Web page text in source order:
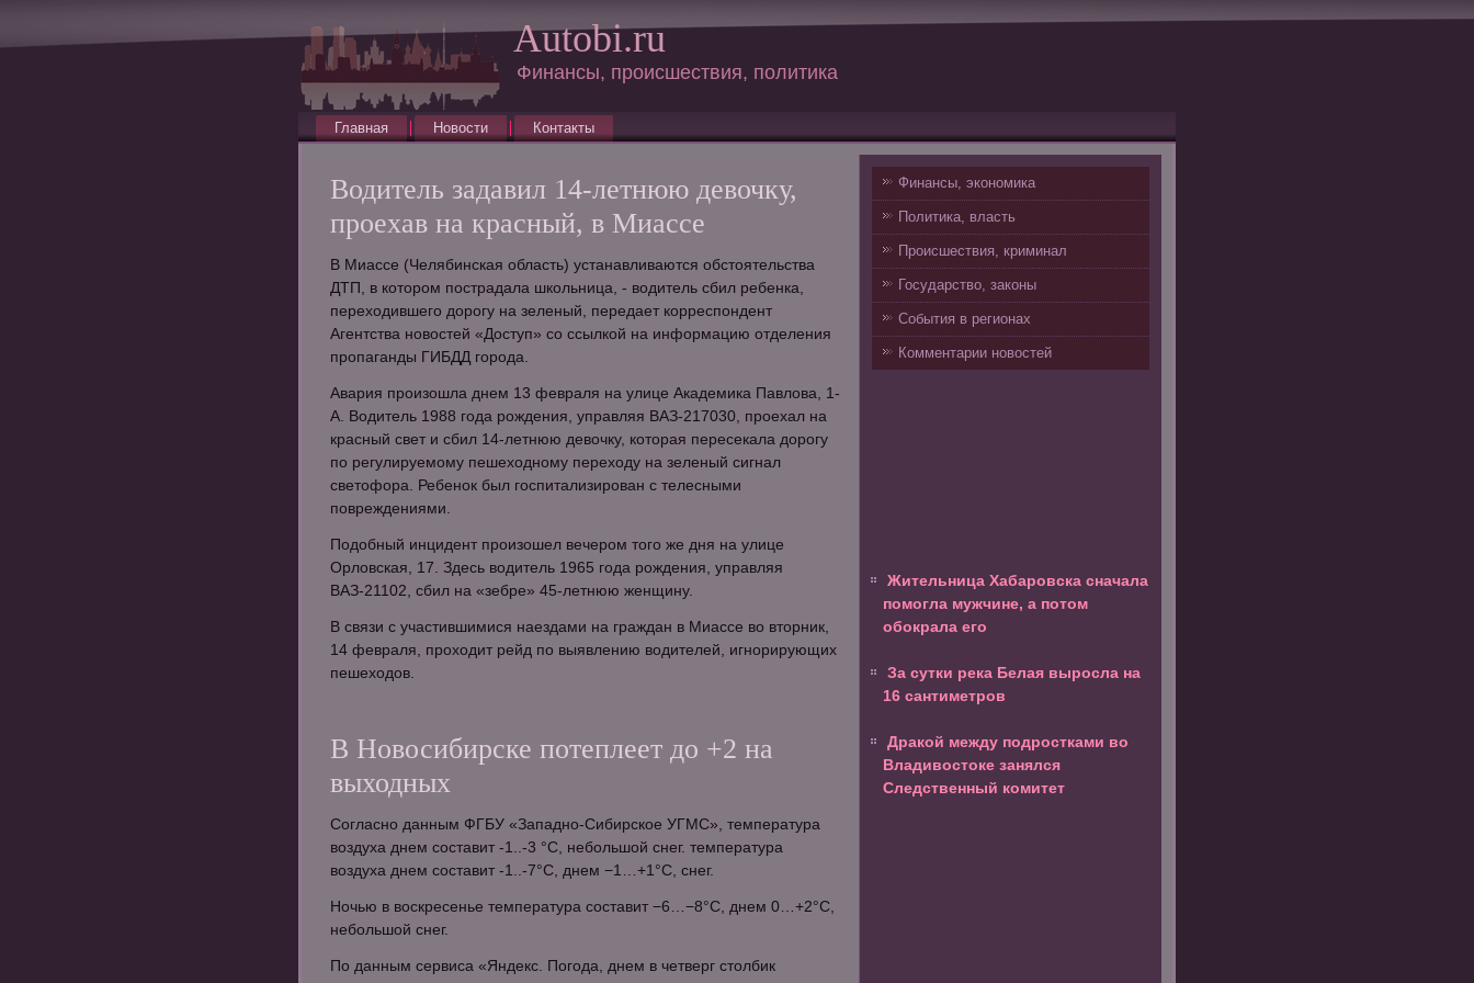
Autobi.ru
Финансы, происшествия, политика
Главная Новости Контакты
Водитель задавил 14-летнюю девочку,
проехав на красный, в Миассе
В Миассе (Челябинская область) устанавливаются обстоятельства
ДТП, в котором пострадала школьница, - водитель сбил ребенка,
переходившего дорогу на зеленый, передает корреспондент
Агентства новостей «Доступ» со ссылкой на информацию отделения
пропаганды ГИБДД города.
Авария произошла днем 13 февраля на улице Академика Павлова, 1-
А. Водитель 1988 года рождения, управляя ВАЗ-217030, проехал на
красный свет и сбил 14-летнюю девочку, которая пересекала дорогу
по регулируемому пешеходному переходу на зеленый сигнал
светофора. Ребенок был госпитализирован с телесными
повреждениями.
Подобный инцидент произошел вечером того же дня на улице
Орловская, 17. Здесь водитель 1965 года рождения, управляя
ВАЗ-21102, сбил на «зебре» 45-летнюю женщину.
В связи с участившимися наездами на граждан в Миассе во вторник,
14 февраля, проходит рейд по выявлению водителей, игнорирующих
пешеходов.
В Новосибирске потеплеет до +2 на
выходных
Согласно данным ФГБУ «Западно-Сибирское УГМС», температура
воздуха днем составит -1..-3 °C, небольшой снег. температура
воздуха днем составит -1..-7°C, днем −1…+1°C, снег.
Ночью в воскресенье температура составит −6…−8°C, днем 0…+2°C,
небольшой снег.
По данным сервиса «Яндекс. Погода, днем в четверг столбик
Финансы, экономика
Политика, власть
Происшествия, криминал
Государство, законы
События в регионах
Комментарии новостей
Жительница Хабаровска сначала
помогла мужчине, а потом
обокрала его
За сутки река Белая выросла на
16 сантиметров
Дракой между подростками во
Владивостоке занялся
Следственный комитет